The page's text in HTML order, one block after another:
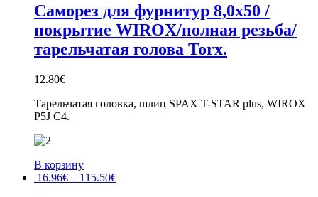
Саморез для фурнитур 8,0х50 /
покрытие WIROX/полная резьба/
тарельчатая голова Torx.
12.80€
Тарельчатая головка, шлиц SPAX T-STAR plus, WIROX
P5J C4.
В корзину
16.96€ – 115.50€